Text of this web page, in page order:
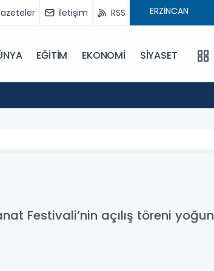
İletişim RSS
EĞİTİM EKONOMİ SİYASET
Festivali’nin açılış töreni yoğun